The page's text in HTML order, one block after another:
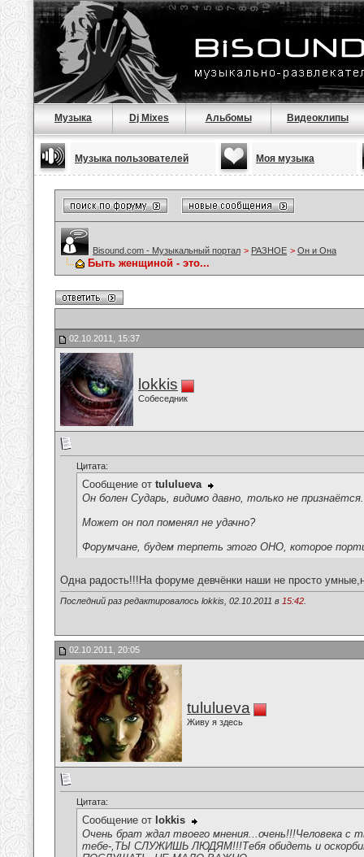
Музыка Dj Mixes Альбомы Видеоклипы
Музыка пользователей Моя музыка
Bisound.com - Музыкальный портал > РАЗНОЕ > Он и Она
Быть женщиной - это...
02.10.2011, 15:37
lokkis
Собеседник
Цитата:
Сообщение от tululueva
Он болен Сударь, видимо давно, только не признаётся.
Может он пол поменял не удачно?
Форумчане, будем терпеть этого ОНО, которое
Одна радость!!!На форуме девчёнки наши не просто
Последний раз редактировалось lokkis, 02.10.2011 в 15:42
02.10.2011, 20:05
tululueva
Живу я здесь
Цитата:
Сообщение от lokkis
Очень брат ждал твоего мнения...очень!!!Человека
тебе-,ТЫ СЛУЖИШЬ ЛЮДЯМ!!!Тебя обидеть и